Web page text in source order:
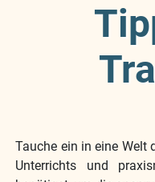
Tauche ein in eine Welt
Unterrichts und